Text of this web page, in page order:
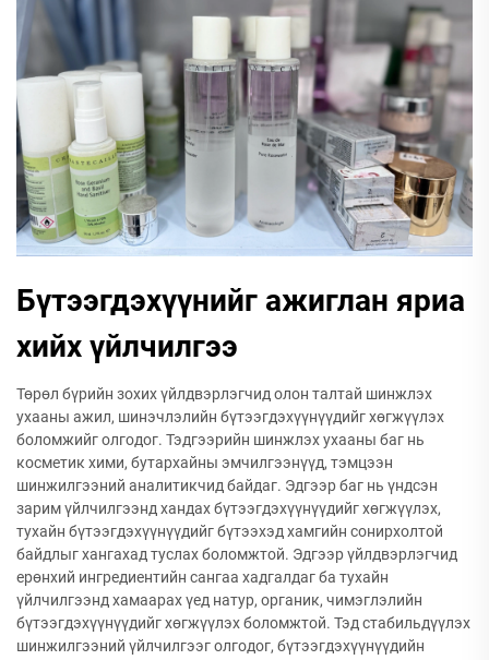
Бүтээгдэхүүнийг ажиглан яриа
хийх үйлчилгээ
Төрөл бүрийн зохих үйлдвэрлэгчид олон талтай шинжлэх
ухааны ажил, шинэчлэлийн бүтээгдэхүүнүүдийг хөгжүүлэх
боломжийг олгодог. Тэдгээрийн шинжлэх ухааны баг нь
косметик хими, бутархайны эмчилгээнүүд, тэмцээн
шинжилгээний аналитикчид байдаг. Эдгээр баг нь үндсэн
зарим үйлчилгээнд хандах бүтээгдэхүүнүүдийг хөгжүүлэх,
тухайн бүтээгдэхүүнүүдийг бүтээхэд хамгийн сонирхолтой
байдлыг хангахад туслах боломжтой. Эдгээр үйлдвэрлэгчид
ерөнхий ингредиентийн сангаа хадгалдаг ба тухайн
үйлчилгээнд хамаарах үед натур, органик, чимэглэлийн
бүтээгдэхүүнүүдийг хөгжүүлэх боломжтой. Тэд стабильдүүлэх
шинжилгээний үйлчилгээг олгодог, бүтээгдэхүүнүүдийн